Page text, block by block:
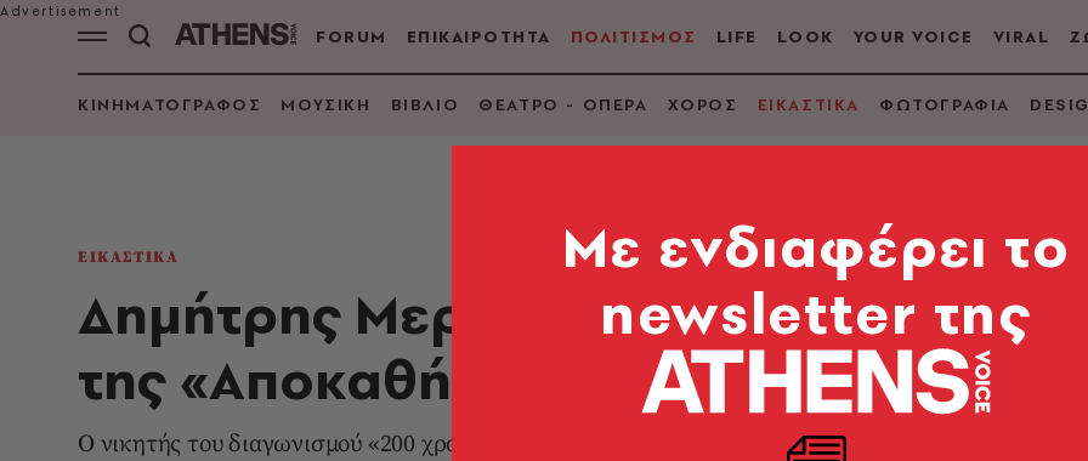
FORUM ΕΠΙΚΑΙΡΟΤΗΤΑ ΠΟΛΙΤΙΣΜΟΣ LIFE LOOK YOUR VOICE VIRAL
ΚΙΝΗΜΑΤΟΓΡΑΦΟΣ ΜΟΥΣΙΚΗ ΒΙΒΛΙΟ ΘΕΑΤΡΟ - ΟΠΕΡΑ ΧΟΡΟΣ ΕΙΚΑΣΤΙΚΑ ΦΩΤΟΓΡΑΦΙΑ
ΕΙΚΑΣΤΙΚΑ
Δημήτρης Μεράντζας: Μικρό
της «Αποκαθήλωσης»
Ο νικητής του διαγωνισμού «200 χρόνια από την Επανάσταση του 1821. Και μετά;» διηγείται με
Mε ενδιαφέρει το
newsletter της